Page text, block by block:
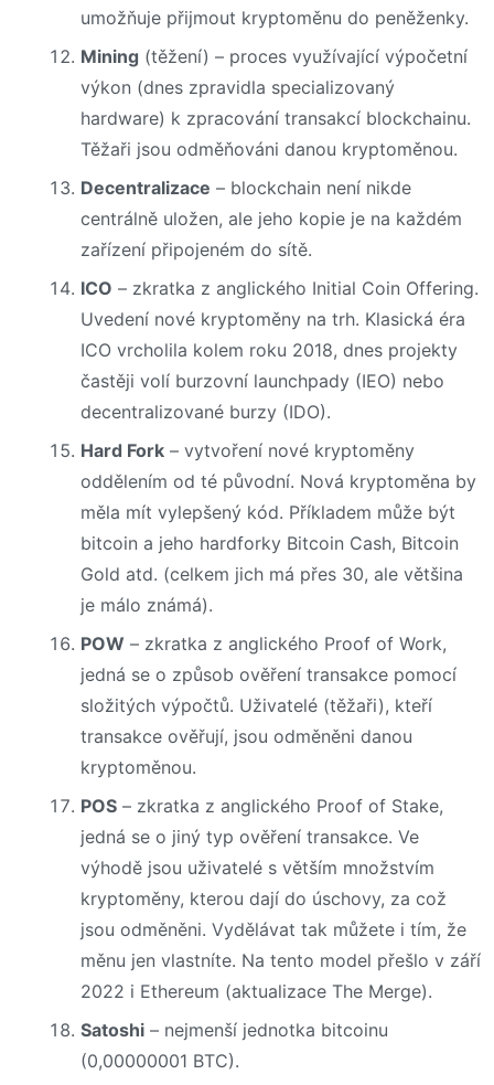
umožňuje přijmout kryptoměnu do peněženky.
Mining (těžení) – proces využívající výpočetní
výkon (dnes zpravidla specializovaný
hardware) k zpracování transakcí blockchainu.
Těžaři jsou odměňováni danou kryptoměnou.
Decentralizace – blockchain není nikde
centrálně uložen, ale jeho kopie je na každém
zařízení připojeném do sítě.
ICO – zkratka z anglického Initial Coin Offering.
Uvedení nové kryptoměny na trh. Klasická éra
ICO vrcholila kolem roku 2018, dnes projekty
častěji volí burzovní launchpady (IEO) nebo
decentralizované burzy (IDO).
Hard Fork – vytvoření nové kryptoměny
oddělením od té původní. Nová kryptoměna by
měla mít vylepšený kód. Příkladem může být
bitcoin a jeho hardforky Bitcoin Cash, Bitcoin
Gold atd. (celkem jich má přes 30, ale většina
je málo známá).
POW – zkratka z anglického Proof of Work,
jedná se o způsob ověření transakce pomocí
složitých výpočtů. Uživatelé (těžaři), kteří
transakce ověřují, jsou odměněni danou
kryptoměnou.
POS – zkratka z anglického Proof of Stake,
jedná se o jiný typ ověření transakce. Ve
výhodě jsou uživatelé s větším množstvím
kryptoměny, kterou dají do úschovy, za což
jsou odměněni. Vydělávat tak můžete i tím, že
měnu jen vlastníte. Na tento model přešlo v září
2022 i Ethereum (aktualizace The Merge).
Satoshi – nejmenší jednotka bitcoinu
(0,00000001 BTC).